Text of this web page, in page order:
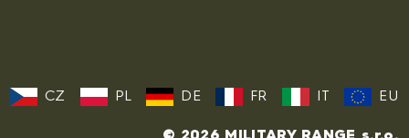
CZ PL DE FR EU